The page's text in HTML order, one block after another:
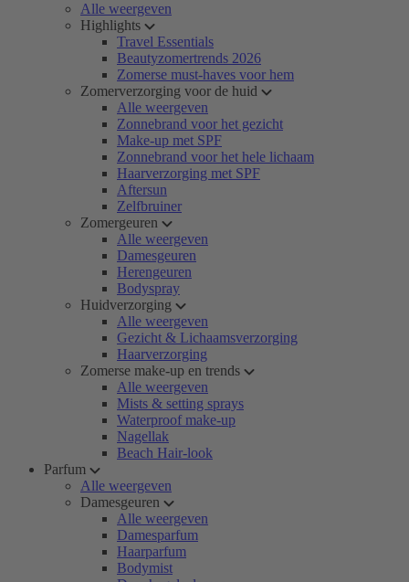
Alle weergeven
Highlights
Travel Essentials
Beautyzomertrends 2026
Zomerse must-haves voor hem
Zomerverzorging voor de huid
Alle weergeven
Zonnebrand voor het gezicht
Make-up met SPF
Zonnebrand voor het hele lichaam
Haarverzorging met SPF
Aftersun
Zelfbruiner
Zomergeuren
Alle weergeven
Damesgeuren
Herengeuren
Bodyspray
Huidverzorging
Alle weergeven
Gezicht & Lichaamsverzorging
Haarverzorging
Zomerse make-up en trends
Alle weergeven
Mists & setting sprays
Waterproof make-up
Nagellak
Beach Hair-look
Parfum
Alle weergeven
Damesgeuren
Alle weergeven
Damesparfum
Haarparfum
Bodymist